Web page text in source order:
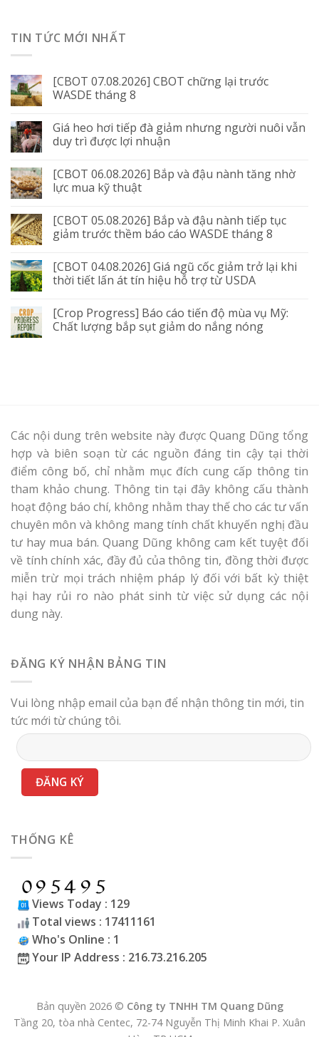
TIN TỨC MỚI NHẤT
[CBOT 07.08.2026] CBOT chững lại trước
WASDE tháng 8
Giá heo hơi tiếp đà giảm nhưng người nuôi vẫn
duy trì được lợi nhuận
[CBOT 06.08.2026] Bắp và đậu nành tăng nhờ
lực mua kỹ thuật
[CBOT 05.08.2026] Bắp và đậu nành tiếp tục
giảm trước thềm báo cáo WASDE tháng 8
[CBOT 04.08.2026] Giá ngũ cốc giảm trở lại khi
thời tiết lấn át tín hiệu hỗ trợ từ USDA
[Crop Progress] Báo cáo tiến độ mùa vụ Mỹ:
Chất lượng bắp sụt giảm do nắng nóng
Các nội dung trên website này được Quang Dũng tổng
hợp và biên soạn từ các nguồn đáng tin cậy tại thời
điểm công bố, chỉ nhằm mục đích cung cấp thông tin
tham khảo chung. Thông tin tại đây không cấu thành
hoạt động báo chí, không nhằm thay thế cho các tư vấn
chuyên môn và không mang tính chất khuyến nghị đầu
tư hay mua bán. Quang Dũng không cam kết tuyệt đối
về tính chính xác, đầy đủ của thông tin, đồng thời được
miễn trừ mọi trách nhiệm pháp lý đối với bất kỳ thiệt
hại hay rủi ro nào phát sinh từ việc sử dụng các nội
dung này.
ĐĂNG KÝ NHẬN BẢNG TIN
Vui lòng nhập email của bạn để nhận thông tin mới, tin
tức mới từ chúng tôi.
THỐNG KÊ
Views Today : 129
Total views : 17411161
Who's Online : 1
Your IP Address : 216.73.216.205
Bản quyền 2026 © Công ty TNHH TM Quang Dũng
Tầng 20, tòa nhà Centec, 72-74 Nguyễn Thị Minh Khai P. Xuân